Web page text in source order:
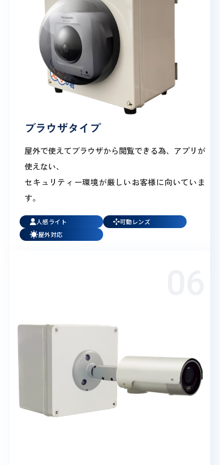
ブラウザタイプ
屋外で使えてブラウザから閲覧できる為、アプリが
使えない、
セキュリティー環境が厳しいお客様に向いていま
す。
人感ライト
可動レンズ
屋外対応